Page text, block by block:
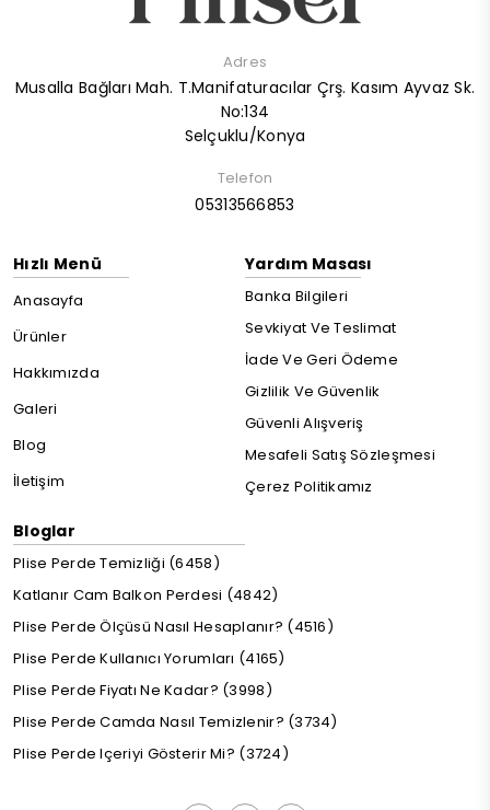
Adres
Musalla Bağları Mah. T.Manifaturacılar Çrş. Kasım Ayvaz Sk.
No:134
Selçuklu/Konya
Telefon
05313566853
Hızlı Menü
Anasayfa
Ürünler
Hakkımızda
Galeri
Blog
İletişim
Yardım Masası
Banka Bilgileri
Sevkiyat Ve Teslimat
İade Ve Geri Ödeme
Gizlilik Ve Güvenlik
Güvenli Alışveriş
Mesafeli Satış Sözleşmesi
Çerez Politikamız
Bloglar
Plise Perde Temizliği (6458)
Katlanır Cam Balkon Perdesi (4842)
Plise Perde Ölçüsü Nasıl Hesaplanır? (4516)
Plise Perde Kullanıcı Yorumları (4165)
Plise Perde Fiyatı Ne Kadar? (3998)
Plise Perde Camda Nasıl Temizlenir? (3734)
Plise Perde Içeriyi Gösterir Mi? (3724)